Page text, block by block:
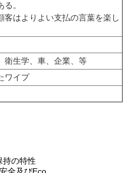
る 。
客はよりよい支払の言葉を楽し
衛生学、車、企業、等
ワイプ
持の特性